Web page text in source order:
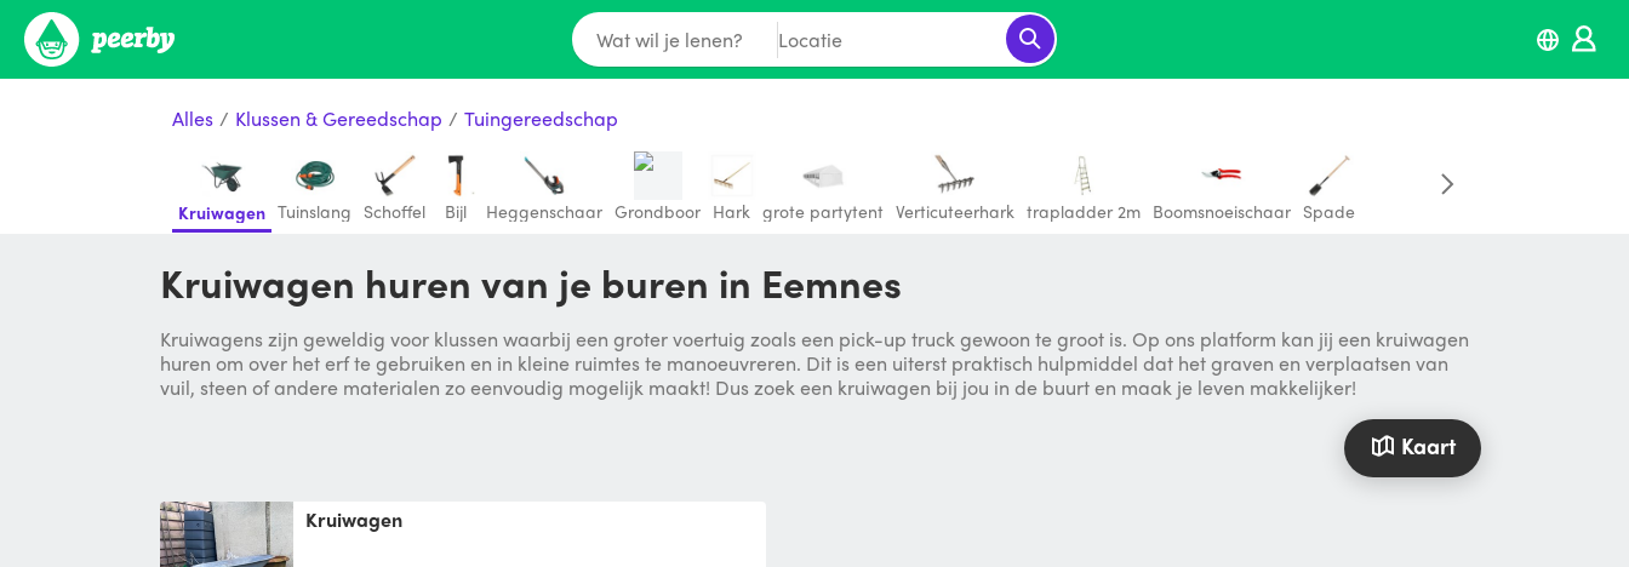
Wat wil je lenen? Locatie
Alles / Klussen & Gereedschap / Tuingereedschap
Kruiwagen Tuinslang Schoffel Bijl Heggenschaar Grondboor Hark grote partytent Verticuteerhark trapladder 2m Boomsnoeischaar Spade
Kruiwagen huren van je buren in Eemnes
Kruiwagens zijn geweldig voor klussen waarbij een groter voertuig zoals een pick-up truck gewoon te groot is. Op ons platform kan jij een kruiwagen
huren om over het erf te gebruiken en in kleine ruimtes te manoeuvreren. Dit is een uiterst praktisch hulpmiddel dat het graven en verplaatsen van
vuil, steen of andere materialen zo eenvoudig mogelijk maakt! Dus zoek een kruiwagen bij jou in de buurt en maak je leven makkelijker!
Kaart
Kruiwagen